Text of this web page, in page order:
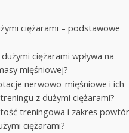
ciężarami – podstawowe
ciężarami wpływa na
mięśniowej?
nerwowo-mięśniowe i ich
z dużymi ciężarami?
treningowa i zakres
ciężarami?